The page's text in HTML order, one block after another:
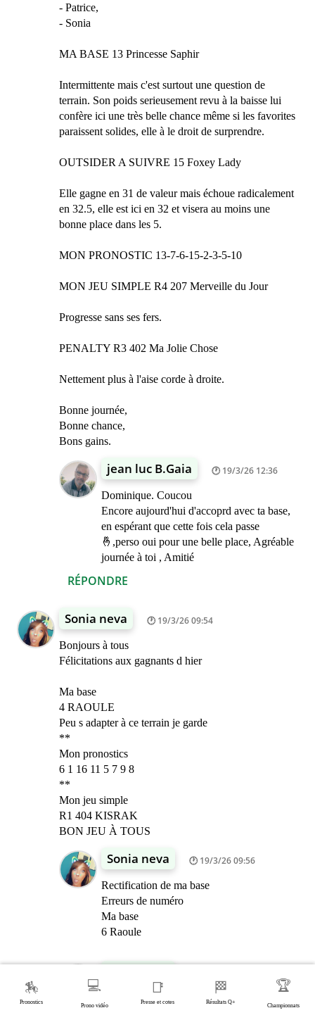
- Patrice,
- Sonia
MA BASE 13 Princesse Saphir
Intermittente mais c'est surtout une question de
terrain. Son poids serieusement revu à la baisse lui
confère ici une très belle chance même si les favorites
paraissent solides, elle à le droit de surprendre.
OUTSIDER A SUIVRE 15 Foxey Lady
Elle gagne en 31 de valeur mais échoue radicalement
en 32.5, elle est ici en 32 et visera au moins une
bonne place dans les 5.
MON PRONOSTIC 13-7-6-15-2-3-5-10
MON JEU SIMPLE R4 207 Merveille du Jour
Progresse sans ses fers.
PENALTY R3 402 Ma Jolie Chose
Nettement plus à l'aise corde à droite.
Bonne journée,
Bonne chance,
Bons gains.
RÉPONDRE
jean luc B.Gaia 19/3/26 12:36
Dominique. Coucou
Encore aujourd'hui d'accoprd avec ta base,
en espérant que cette fois cela passe
🤞,perso oui pour une belle place, Agréable
journée à toi , Amitié
Sonia neva 19/3/26 09:54
Bonjours à tous
Félicitations aux gagnants d hier
Ma base
4 RAOULE
Peu s adapter à ce terrain je garde
**
Mon pronostics
6 1 16 11 5 7 9 8
**
Mon jeu simple
R1 404 KISRAK
BON JEU À TOUS
Sonia neva 19/3/26 09:56
Rectification de ma base
Erreurs de numéro
Ma base
6 Raoule
Bravo à moi même quarté
🏇
Pronostics
💻
Prono vidéo
📑
Presse et cotes
🏁
Résultats Q+
🏆
Championnats